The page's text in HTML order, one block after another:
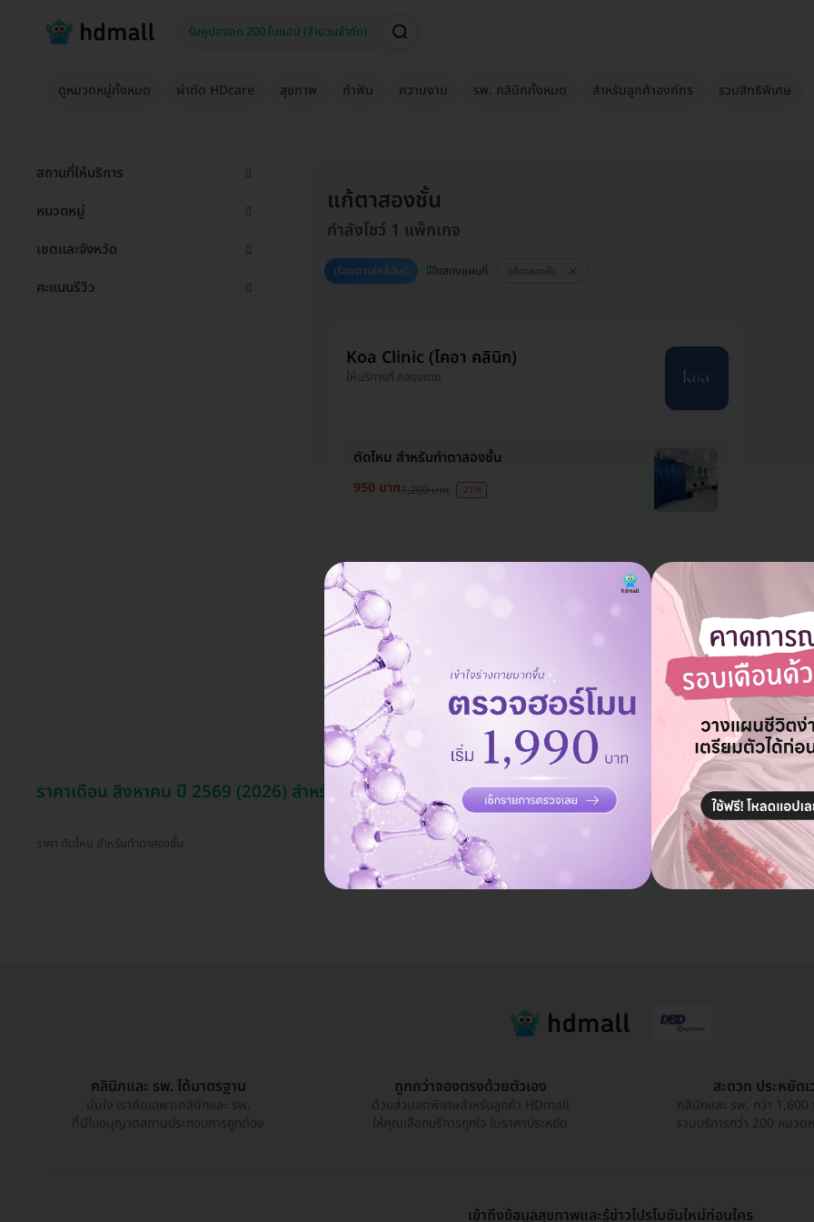
ดูหมวดหมู่ทั้งหมด ผ่าตัด HDcare สุขภาพ ทำฟัน ความงาม รพ. คลินิกทั้งหมด สำหรับลูกค้าองค์กร รวมสิทธิพิเศษ
สถานที่ให้บริการ
หมวดหมู่
เขตและจังหวัด
คะแนนรีวิว
แก้ตาสองชั้น
กำลังโชว์ 1 แพ็กเกจ
เรียงตามใกล้ฉัน แสดงแผนที่ แก้ตาสองชั้น
Koa Clinic (โคอา คลินิก)
ให้บริการที่ คลองเตย
ตัดไหม สำหรับทำตาสองชั้น
950 บาท1,200 บาท -21%
แอดมินพร้อมดูแลคุณทุกวันทางไลน์
คุยกับแอดมิน ฟรี!
ราคาเดือน สิงหาคม ปี 2569 (2026) สำหรับ แก้ตาสองชั้น
ราคา ตัดไหม สำหรับทำตาสองชั้น
คลินิกและ รพ. ได้มาตรฐาน
มั่นใจ เราคัดเฉพาะคลินิกและ รพ.
ที่มีใบอนุญาตสถานประกอบการถูกต้อง
ถูกกว่าจองตรงด้วยตัวเอง
ด้วยส่วนลดพิเศษสำหรับลูกค้า HDmall
ให้คุณเลือกบริการถูกใจ ในราคาประหยัด
สะดวก ประหยัดเ
คลินิกและ รพ. กว่า 1,600
รวมบริการกว่า 200 หมวด
เข้าถึงข้อมูลสุขภาพและรู้ข่าวโปรโมชันใหม่ก่อนใคร